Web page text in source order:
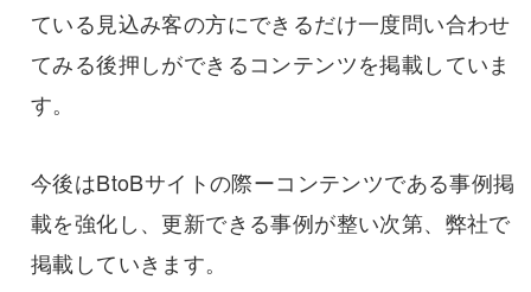
ている見込み客の方にできるだけ一度問い合わせ
てみる後押しができるコンテンツを掲載していま
す。
今後はBtoBサイトの際ーコンテンツである事例掲
載を強化し、更新できる事例が整い次第、弊社で
掲載していきます。